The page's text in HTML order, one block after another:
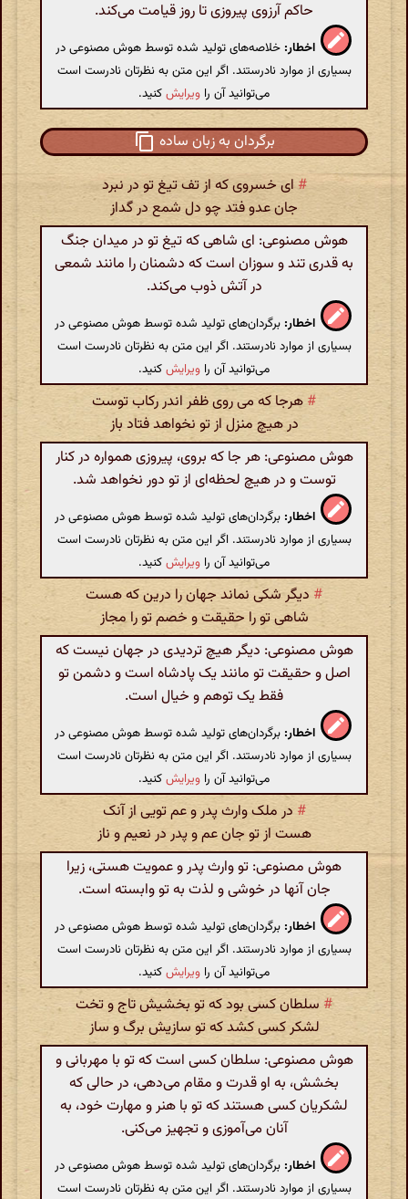
حاکم آرزوی پیروزی تا روز قیامت می‌کند.
اخطار: خلاصه‌های تولید شده توسط هوش مصنوعی در
بسیاری از موارد نادرستند. اگر این متن به نظرتان نادرست است
می‌توانید آن را ویرایشکنید.
برگردان به زبان ساده
#ای خسروی که از تف تیغ تو در نبرد
جان عدو فتد چو دل شمع در گداز
هوش مصنوعی: ای شاهی که تیغ تو در میدان جنگ
به قدری تند و سوزان است که دشمنان را مانند شمعی
در آتش ذوب می‌کند.
اخطار: برگردان‌های تولید شده توسط هوش مصنوعی در
بسیاری از موارد نادرستند. اگر این متن به نظرتان نادرست است
می‌توانید آن را ویرایشکنید.
# هرجا که می روی ظفر اندر رکاب توست
در هیچ منزل از تو نخواهد فتاد باز
هوش مصنوعی: هر جا که بروی، پیروزی همواره در کنار
توست و در هیچ لحظه‌ای از تو دور نخواهد شد.
اخطار: برگردان‌های تولید شده توسط هوش مصنوعی در
بسیاری از موارد نادرستند. اگر این متن به نظرتان نادرست است
می‌توانید آن را ویرایشکنید.
# دیگر شکی نماند جهان را درین که هست
شاهی تو را حقیقت و خصم تو را مجاز
هوش مصنوعی: دیگر هیچ تردیدی در جهان نیست که
اصل و حقیقت تو مانند یک پادشاه است و دشمن تو
فقط یک توهم و خیال است.
اخطار: برگردان‌های تولید شده توسط هوش مصنوعی در
بسیاری از موارد نادرستند. اگر این متن به نظرتان نادرست است
می‌توانید آن را ویرایشکنید.
# در ملک وارث پدر و عم تویی از آنک
هست از تو جان عم و پدر در نعیم و ناز
هوش مصنوعی: تو وارث پدر و عمویت هستی، زیرا
جان آنها در خوشی و لذت به تو وابسته است.
اخطار: برگردان‌های تولید شده توسط هوش مصنوعی در
بسیاری از موارد نادرستند. اگر این متن به نظرتان نادرست است
می‌توانید آن را ویرایشکنید.
# سلطان کسی بود که تو بخشیش تاج و تخت
لشکر کسی کشد که تو سازیش برگ و ساز
هوش مصنوعی: سلطان کسی است که تو با مهربانی و
بخشش، به او قدرت و مقام می‌دهی، در حالی که
لشکریان کسی هستند که تو با هنر و مهارت خود، به
آنان می‌آموزی و تجهیز می‌کنی.
اخطار: برگردان‌های تولید شده توسط هوش مصنوعی در
بسیاری از موارد نادرستند. اگر این متن به نظرتان نادرست است